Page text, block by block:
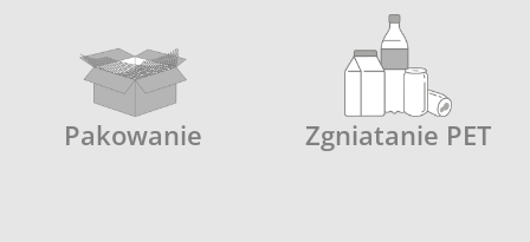
Pakowanie Zgniatanie PET